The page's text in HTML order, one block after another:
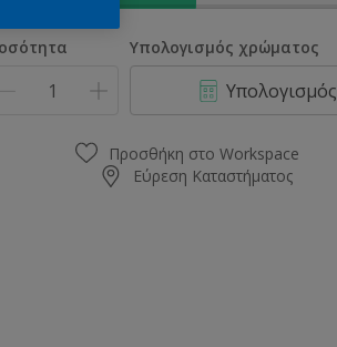
Υπολογισμός χρώματος
Υπολογισμός
Προσθήκη στο Workspace
Εύρεση Καταστήματος